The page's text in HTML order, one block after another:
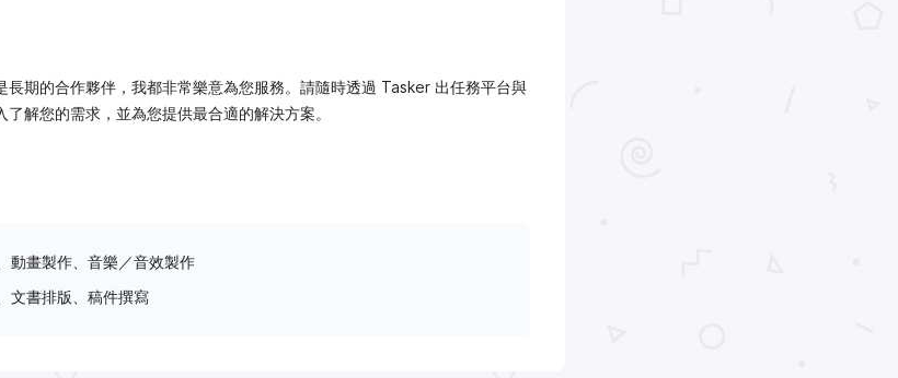
長期的合作夥伴，我都非常樂意為您服務。請隨時透過 Tasker 出任務平台與
解您的需求，並為您提供最合適的解決方案。
動畫製作、音樂／音效製作
文書排版、稿件撰寫